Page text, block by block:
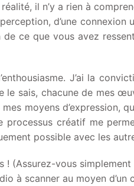
il n’y a rien à
d’une connexion
ce que vous avez
J’ai la
sais, chacune de mes
moyens d’expression,
créatif me
possible avec les
(Assurez-vous simplement
à scanner au moyen d’un